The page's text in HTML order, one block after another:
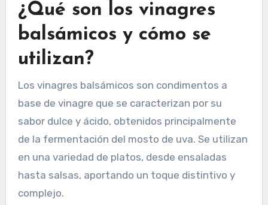
¿Qué son los vinagres
balsámicos y cómo se
utilizan?
Los vinagres balsámicos son condimentos a
base de vinagre que se caracterizan por su
sabor dulce y ácido, obtenidos principalmente
de la fermentación del mosto de uva. Se utilizan
en una variedad de platos, desde ensaladas
hasta salsas, aportando un toque distintivo y
complejo.